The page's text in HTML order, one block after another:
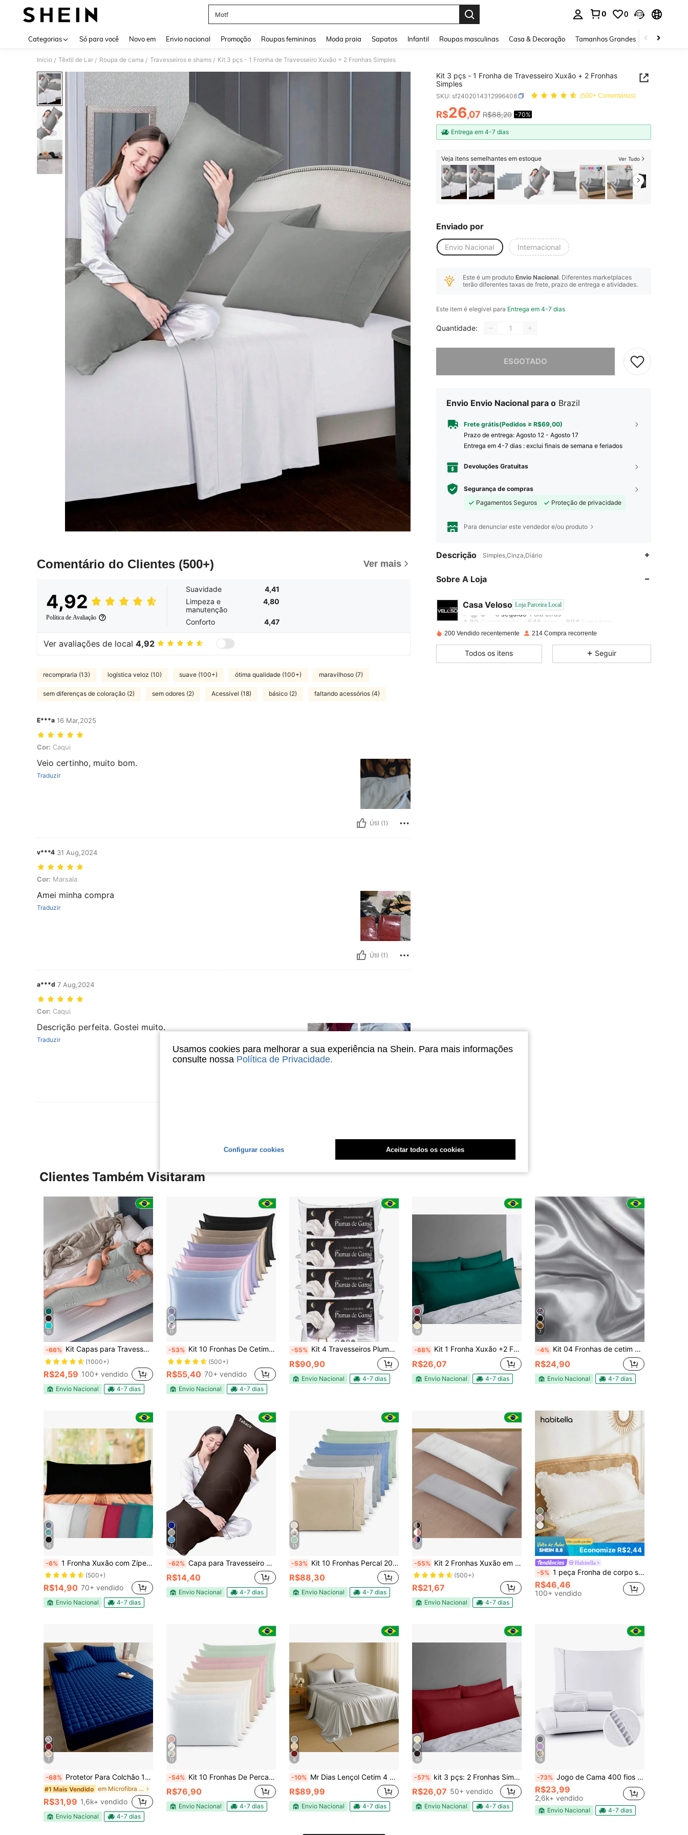
Motf
0 0
Categorias Só para você Novo em Envio nacional Promoção Roupas femininas Moda praia Sapatos Infantil Roupas masculinas Casa & Decoração Tamanhos Grandes Joias e
Início / Têxtil de Lar / Roupa de cama / Travesseiros e shams / Kit 3 pçs - 1 Fronha de Travesseiro Xuxão + 2 Fronhas Simples
Comentário do Clientes (500+) Ver mais
4,92
Política de Avaliação
Suavidade
4,41
Limpeza e
manutenção
4,80
Conforto 4,47
Ver avaliações de local 4,92
recompraria (13) logística veloz (10) suave (100+) ótima qualidade (100+) maravilhoso (7)
sem diferenças de coloração (2) sem odores (2) Acessível (18) básico (2) faltando acessórios (4)
E***a 16 Mar,2025
Cor: Caqui
Cor: Caqui
Veio certinho, muito bom.
Traduzir
Útil (1)
v***4 31 Aug,2024
Cor: Marsala
Cor: Marsala
Amei minha compra
Traduzir
Útil (1)
a***d 7 Aug,2024
Cor: Caqui
Cor: Caqui
Descrição perfeita. Gostei muito.
Traduzir
Kit 3 pçs - 1 Fronha de Travesseiro Xuxão + 2 Fronhas
Simples
SKU: sf2402014312996408 (500+ Comentários)
PRICE AND AVAILABILITY
R$26,07 R$88,20 -70%
Entrega em 4-7 dias
Veja itens semelhantes em estoque Ver Tudo
Enviado por
Envio Nacional Internacional
Este é um produto Envio Nacional. Diferentes marketplaces
terão diferentes taxas de frete, prazo de entrega e atividades.
Este item é elegível para Entrega em 4-7 dias
Quantidade:
ESGOTADO
Desculpe, este produto está esgotado.
Envio Envio Nacional para o Brazil
Frete grátis(Pedidos ≥ R$69,00)
Prazo de entrega: Agosto 12 - Agosto 17
Entrega em 4-7 dias : exclui finais de semana e feriados
Devoluções Gratuitas
Segurança de compras
Pagamentos Seguros
Proteção de privacidade
Para denunciar este vendedor e/ou produto
Descrição Simples,Cinza,Diário
Sobre A Loja
Casa Veloso Loja Parceira Local
seguido1 dia atrás
4,89 Classificação 545Itens 894
4,89 545 894
200 Vendido recentemente 214 Compra recorrente
Todos os itens Seguir
Clientes Também Visitaram
10
-66% Kit Capas para Travesseiros de Corpo (2 pçs) - FX
(1000+)
R$24,59 100+ vendido
Envio Nacional 4-7 dias
11
-53% Kit 10 Fronhas De Cetim Seda Charmousse Anti Frizz Alto Brilho
(500+)
R$55,40 70+ vendido
Envio Nacional 4-7 dias
-55% Kit 4 Travesseiros Pluma de Ganso Sintética Toque Macio
R$90,90
Envio Nacional 4-7 dias
10
-68% Kit 1 Fronha Xuxão +2 Fronhas Travesseiro-Percal Flex 400Fios
R$26,07
Envio Nacional 4-7 dias
7
-4% Kit 04 Fronhas de cetim ant-frizz super brilho ( 02 pares )
R$24,90
Envio Nacional 4-7 dias
12
-6% 1 Fronha Xuxão com Zíper 1,30mx40cm Percal Flex 400 Fios Toque Acetinado
(500+)
R$14,90 70+ vendido
Envio Nacional 4-7 dias
12
-62% Capa para Travesseiro de Corpo Avulso com Ziper - FX
R$14,40
Envio Nacional 4-7 dias
13
-53% Kit 10 Fronhas Percal 200 Fios 100% Algodão Ponto Palito Travesseiro
R$88,30
Envio Nacional 4-7 dias
21
-55% Kit 2 Fronhas Xuxão em Cores Variadas – Toque Macio e Aconchegante-FS
(500+)
R$21,67
Envio Nacional 4-7 dias
Economize R$2,44
Habitella
-5% 1 peça Fronha de corpo sem enchimento decoração com babados
R$46,46
100+ vendido
7
-68% Protetor Para Colchão 100% Impermeável com Elástico em Toda Volta -Todos os Tamanhos
#1 Mais Vendido em Microfibra Lençóis com elástico
R$31,99 1,6k+ vendido
Envio Nacional 4-7 dias
12
-54% Kit 10 Fronhas De Percal 200 Fios 100% Algodão Travesseiro
R$76,90
Envio Nacional 4-7 dias
6
-10% Mr Dias Lençol Cetim 4 Peças Com Tecnologia Anti-Frizz Casal Padrão Queen King Size Elasticado Bilho Ativo
R$89,99
Envio Nacional 4-7 dias
10
-57% kit 3 pçs: 2 Fronhas Simples + 1 Capa Para Xuxão- XS
R$26,07 50+ vendido
Envio Nacional 4-7 dias
18
-73% Jogo de Cama 400 fios Com Elástico Padrão Hotel Solteiro Casal Queen King
R$23,99
2,6k+ vendido
Envio Nacional 4-7 dias
Usamos cookies para melhorar a sua experiência na Shein. Para mais informações
consulte nossa Política de Privacidade.
Configurar cookies Aceitar todos os cookies